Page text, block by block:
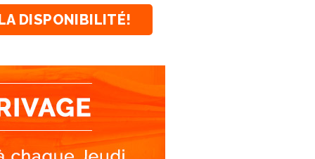
DISPONIBILITÉ!